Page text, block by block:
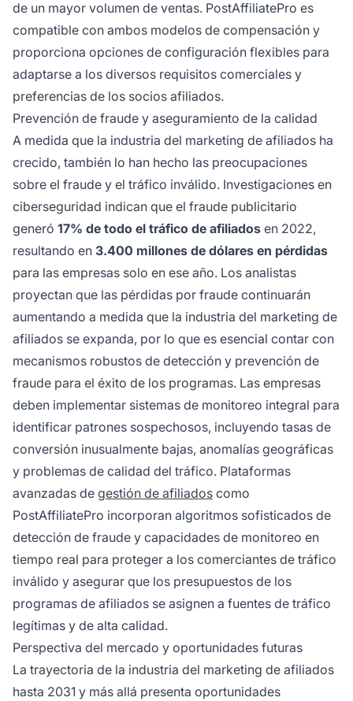
de un mayor volumen de ventas. PostAffiliatePro es
compatible con ambos modelos de compensación y
proporciona opciones de configuración flexibles para
adaptarse a los diversos requisitos comerciales y
preferencias de los socios afiliados.
Prevención de fraude y aseguramiento de la calidad
A medida que la industria del marketing de afiliados ha
crecido, también lo han hecho las preocupaciones
sobre el fraude y el tráfico inválido. Investigaciones en
ciberseguridad indican que el fraude publicitario
generó 17% de todo el tráfico de afiliados en 2022,
resultando en 3.400 millones de dólares en pérdidas
para las empresas solo en ese año. Los analistas
proyectan que las pérdidas por fraude continuarán
aumentando a medida que la industria del marketing de
afiliados se expanda, por lo que es esencial contar con
mecanismos robustos de detección y prevención de
fraude para el éxito de los programas. Las empresas
deben implementar sistemas de monitoreo integral para
identificar patrones sospechosos, incluyendo tasas de
conversión inusualmente bajas, anomalías geográficas
y problemas de calidad del tráfico. Plataformas
avanzadas de gestión de afiliados como
PostAffiliatePro incorporan algoritmos sofisticados de
detección de fraude y capacidades de monitoreo en
tiempo real para proteger a los comerciantes de tráfico
inválido y asegurar que los presupuestos de los
programas de afiliados se asignen a fuentes de tráfico
legítimas y de alta calidad.
Perspectiva del mercado y oportunidades futuras
La trayectoria de la industria del marketing de afiliados
hasta 2031 y más allá presenta oportunidades